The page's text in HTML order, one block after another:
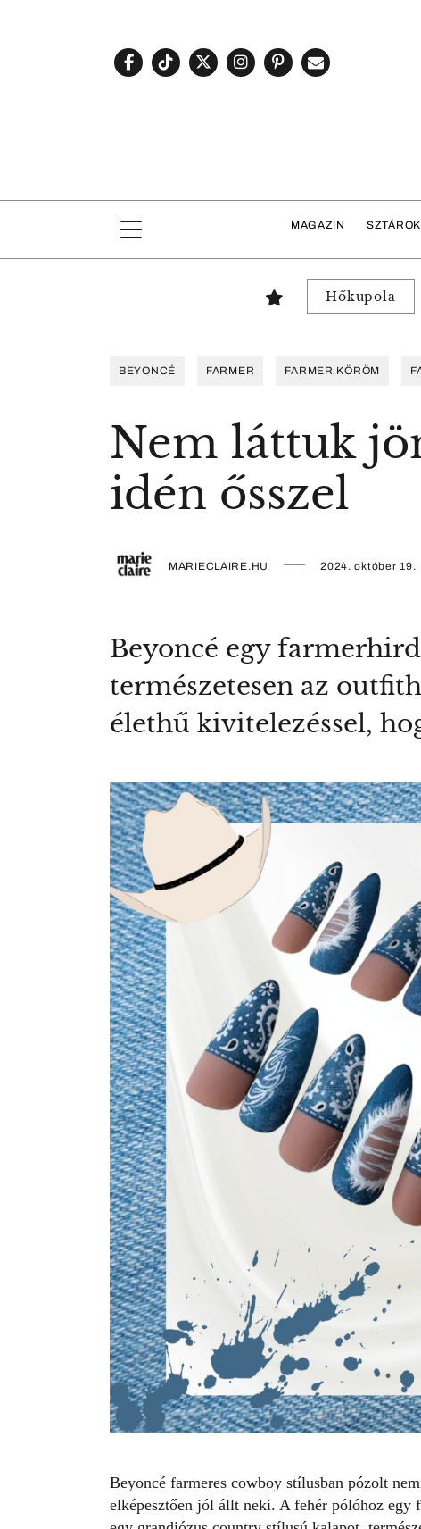
MAGAZIN SZTÁROK
Hőkupola
BEYONCÉ FARMER FARMER KÖRÖM
Nem láttuk
idén ősszel
MARIECLAIRE.HU 2024. október 19.
Beyoncé egy
természetesen az
élethű kivitelezéssel,
Beyoncé farmeres cowboy stílusban pózolt
elképesztően jól állt neki. A fehér pólóhoz egy